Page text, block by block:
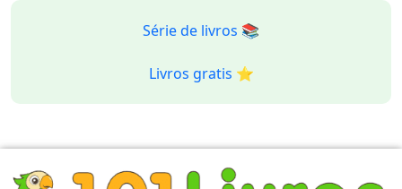
Série de livros 📚
Livros gratis ⭐️